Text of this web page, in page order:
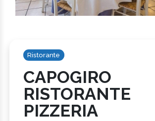
Ristorante
CAPOGIRO
RISTORANTE
PIZZERIA